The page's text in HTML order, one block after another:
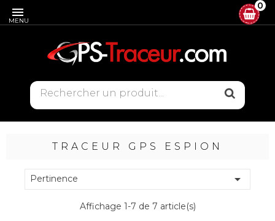
MENU
 0
TRACEUR GPS ESPION
Pertinence 
Affichage 1-7 de 7 article(s)